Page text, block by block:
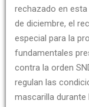
rechazado en
de diciembre, el
especial para la
fundamentales
contra la orden
regulan las
mascarilla durante